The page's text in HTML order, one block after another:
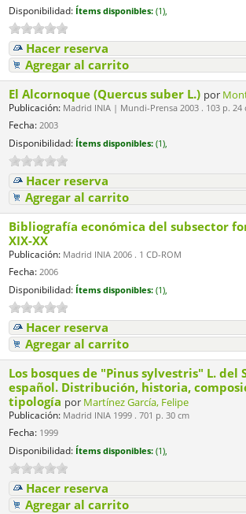
Disponibilidad: Ítems disponibles: (1),
Hacer reserva
Agregar al carrito
El Alcornoque (Quercus suber L.) por
Publicación: Madrid INIA | Mundi-Prensa 2003 . 103 p. 24
Fecha: 2003
Disponibilidad: Ítems disponibles: (1),
Hacer reserva
Agregar al carrito
Bibliografía económica del subsector
XIX-XX
Publicación: Madrid INIA 2006 . 1 CD-ROM
Fecha: 2006
Disponibilidad: Ítems disponibles: (1),
Hacer reserva
Agregar al carrito
Los bosques de "Pinus sylvestris" L. del
español. Distribución, historia,
tipología por Martínez García, Felipe
Publicación: Madrid INIA 1999 . 701 p. 30 cm
Fecha: 1999
Disponibilidad: Ítems disponibles: (1),
Hacer reserva
Agregar al carrito